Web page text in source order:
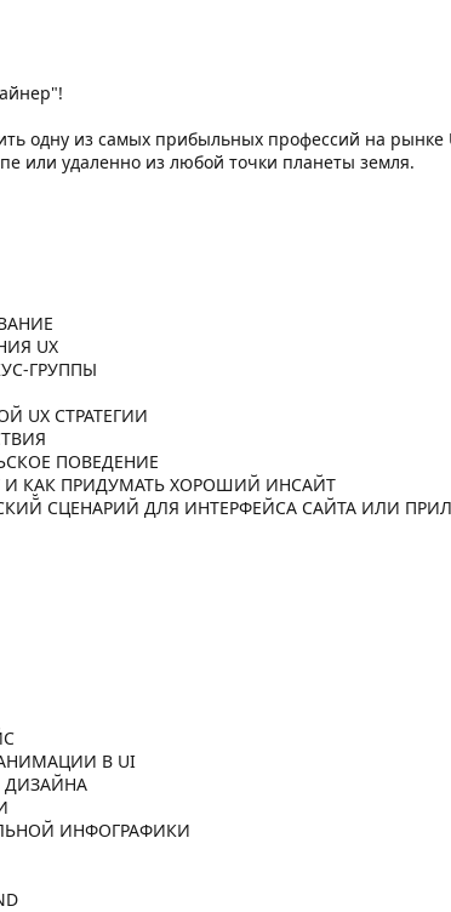
одну из самых прибыльных профессий на рынке
или удаленно из любой точки планеты земля.
UX
ГРУППЫ
UX СТРАТЕГИИ
ПОВЕДЕНИЕ
И КАК ПРИДУМАТЬ ХОРОШИЙ ИНСАЙТ
СЦЕНАРИЙ ДЛЯ ИНТЕРФЕЙСА САЙТА ИЛИ
В UI
ДИЗАЙНА
ИНФОГРАФИКИ